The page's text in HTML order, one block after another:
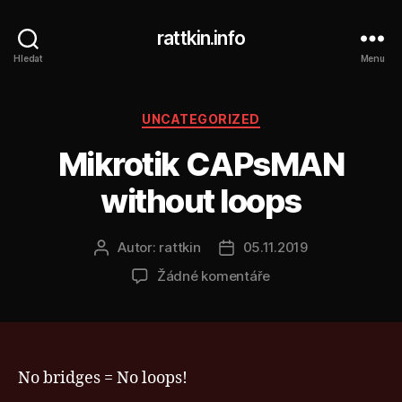
Hledat
rattkin.info
Menu
Rubriky
UNCATEGORIZED
Mikrotik CAPsMAN
without loops
Autor
příspěvku
Autor: rattkin
Datum
příspěvku
05.11.2019
Žádné komentářeu
No bridges = No loops!